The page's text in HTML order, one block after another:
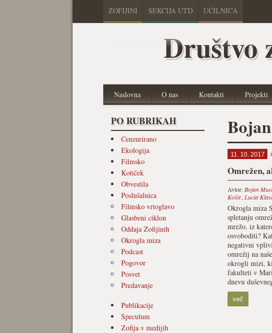
ZOFIJINI SEKCIJA UTD UČILNICA
Društvo
Naslovna O nas Kontakti Projekti
PO RUBRIKAH
Cenzurirano
Ekologija
Filmsko
Kotiček
Obvestila
Poslušalnica
Filmsko vrtoglavo
Glasbeni ciklon
Oddaja Zofijinih
Okrogla miza
Podcast
Pogovor
Posvet
Predavanje
Publikacije
Speculum
Zofija v medijih
11. 10. 2017
Omrežen,
Avtor: Bojan
Košir, Lucia
Okrogla miza
spletanju
mrežo, iz
osvoboditi?
negativni
omrežij na
okrogli mizi,
fakulteti v
dnevu
več